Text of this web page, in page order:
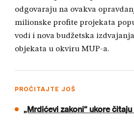
odgovaraju na ovakva
milionske profite projekata
vodi i nova budžetska
objekata u okviru MUP-a.
PROČITAJTE JOŠ
„Mrdićevi zakoni“ ukore